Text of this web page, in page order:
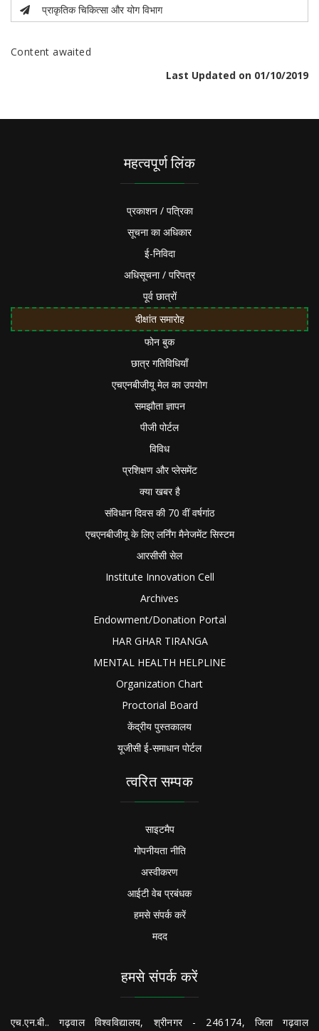
प्राकृतिक चिकित्सा और योग विभाग
Content awaited
Last Updated on 01/10/2019
महत्वपूर्ण लिंक
प्रकाशन / पत्रिका
सूचना का अधिकार
ई-निविदा
अधिसूचना / परिपत्र
पूर्व छात्रों
दीक्षांत समारोह
फोन बुक
छात्र गतिविधियाँ
एचएनबीजीयू मेल का उपयोग
समझौता ज्ञापन
पीजी पोर्टल
विविध
प्रशिक्षण और प्लेसमेंट
क्या खबर है
संविधान दिवस की 70 वीं वर्षगांठ
एचएनबीजीयू के लिए लर्निंग मैनेजमेंट सिस्टम
आरसीसी सेल
Institute Innovation Cell
Archives
Endowment/Donation Portal
HAR GHAR TIRANGA
MENTAL HEALTH HELPLINE
Organization Chart
Proctorial Board
केंद्रीय पुस्तकालय
यूजीसी ई-समाधान पोर्टल
त्वरित सम्पक
साइटमैप
गोपनीयता नीति
अस्वीकरण
आईटी वेब प्रबंधक
हमसे संपर्क करें
मदद
हमसे संपर्क करें
एच.एन.बी.. गढ़वाल विश्वविद्यालय, श्रीनगर - 246174, जिला गढ़वाल